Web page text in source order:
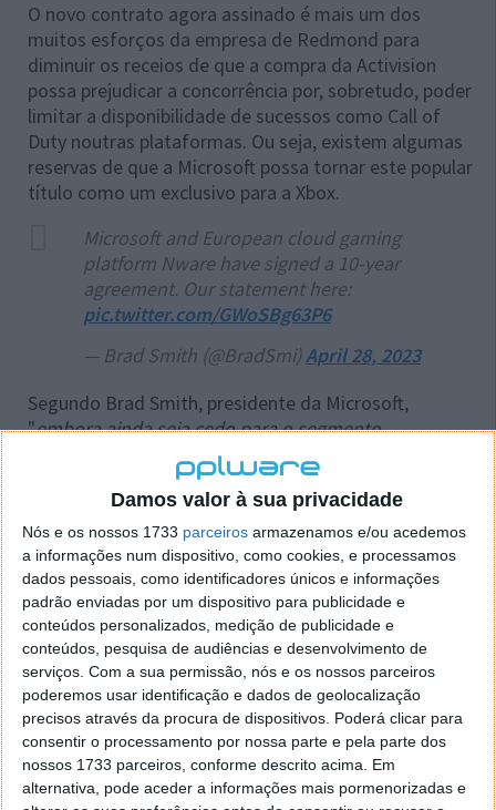
Damos valor à sua privacidade
Nós e os nossos 1733 parceiros armazenamos e/ou acedemos
a informações num dispositivo, como cookies, e processamos
dados pessoais, como identificadores únicos e informações
padrão enviadas por um dispositivo para publicidade e
conteúdos personalizados, medição de publicidade e
conteúdos, pesquisa de audiências e desenvolvimento de
serviços. Com a sua permissão, nós e os nossos parceiros
poderemos usar identificação e dados de geolocalização
precisos através da procura de dispositivos. Poderá clicar para
consentir o processamento por nossa parte e pela parte dos
nossos 1733 parceiros, conforme descrito acima. Em
alternativa, pode aceder a informações mais pormenorizadas e
O novo contrato agora assinado é mais um dos
muitos esforços da empresa de Redmond para
diminuir os receios de que a compra da Activision
possa prejudicar a concorrência por, sobretudo, poder
limitar a disponibilidade de sucessos como Call of
Duty noutras plataformas. Ou seja, existem algumas
reservas de que a Microsoft possa tornar este popular
título como um exclusivo para a Xbox.
Microsoft and European cloud gaming
platform Nware have signed a 10-year
agreement. Our statement here:
pic.twitter.com/GWoSBg63P6
— Brad Smith (@BradSmi)April 28, 2023
Segundo Brad Smith, presidente da Microsoft,
"embora ainda seja cedo para o segmento
emergente de nuvem em jogos, esta nova parceria
combinada com os nossos outros compromissos
recentes disponibilizará jogos mais populares em
mais serviços de streaming de jogos em nuvem do
que hoje".
A Microsoft já tinha assinado acordos semelhantes
com outras plataformas, como a Sony, Nintendo,
Nvidia, Valve, Twitch, etc., e pretende ainda recorrer
da última decisão da CMA.
Outra notícia indica que a Ucrâniaaprovoueste
negócio.